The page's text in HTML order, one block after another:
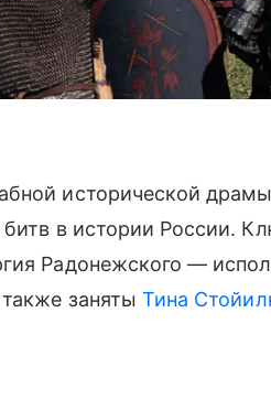
исторической
в истории России.
Радонежского —
заняты Тина